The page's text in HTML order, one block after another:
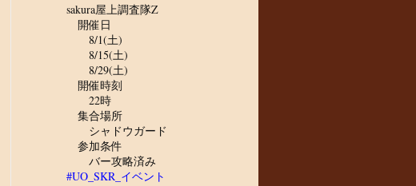
sakura屋上調査隊Z
開催日
8/1(土)
8/15(土)
8/29(土)
開催時刻
22時
集合場所
シャドウガード
参加条件
バー攻略済み
#UO_SKR_イベント